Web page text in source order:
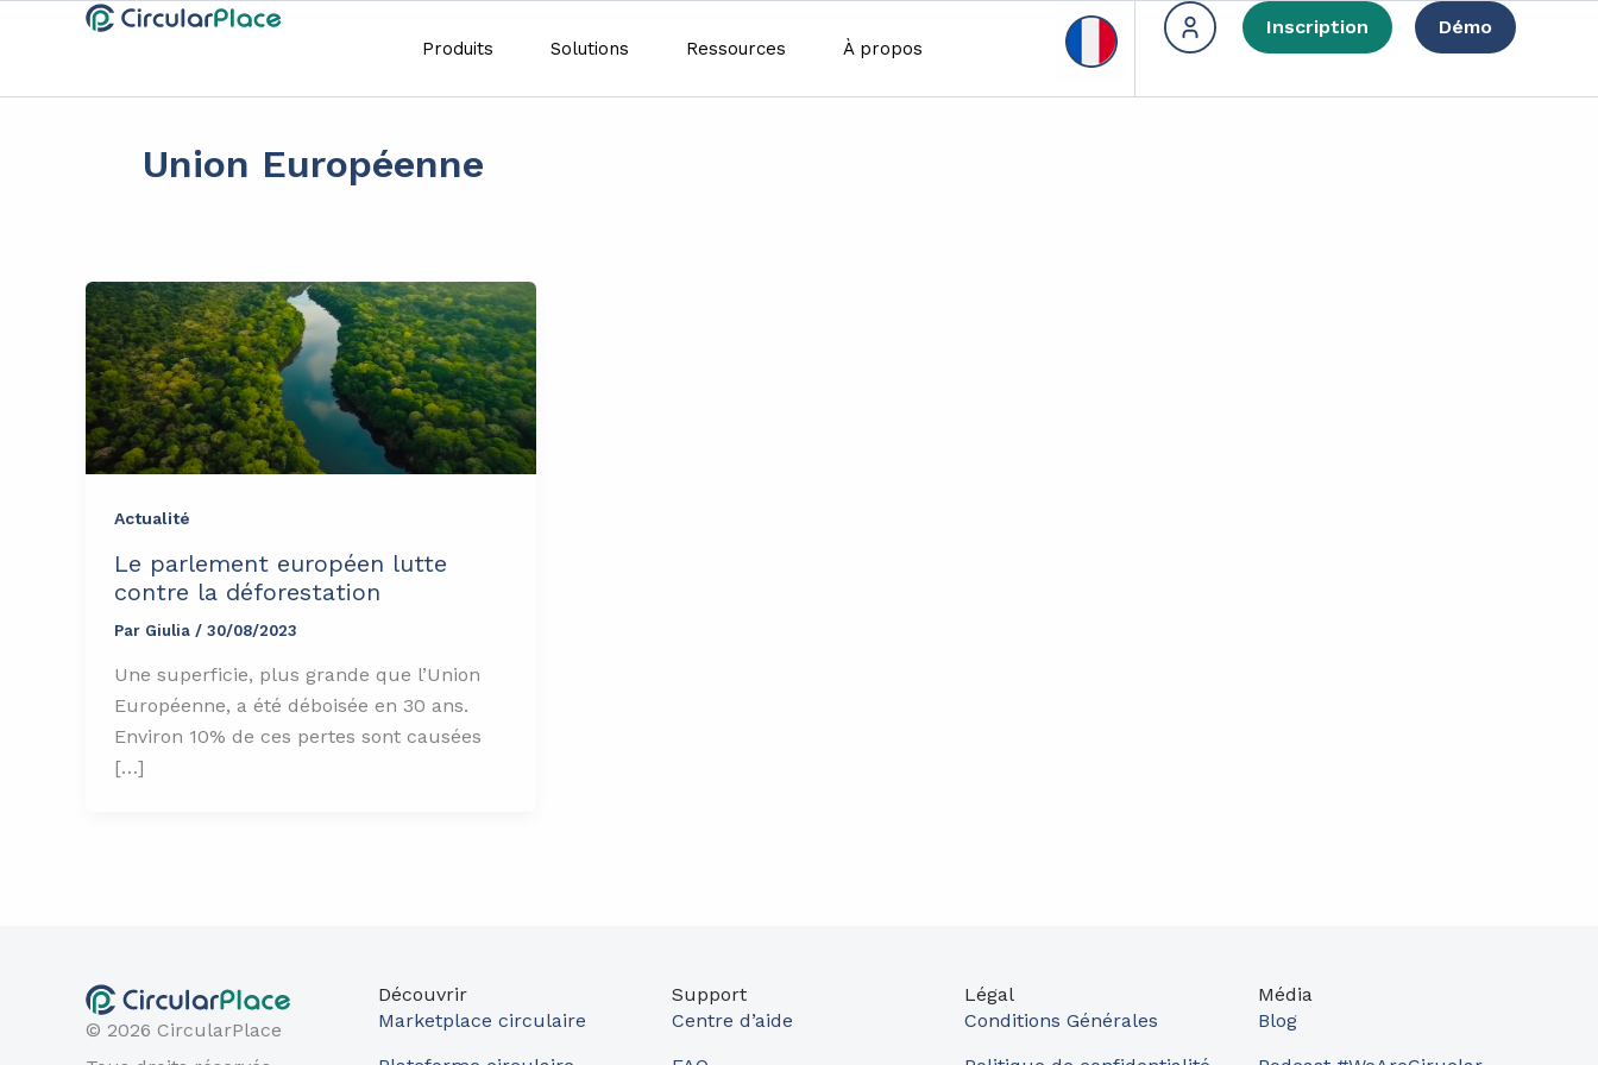
Produits Solutions Ressources À propos
Inscription Démo
Union Européenne
Actualité
Le parlement européen lutte
contre la déforestation
Par Giulia / 30/08/2023
Une superficie, plus grande que l’Union
Européenne, a été déboisée en 30 ans.
Environ 10% de ces pertes sont causées
[…]
© 2026 CircularPlace
Découvrir
Marketplace circulaire
Support
Centre d’aide
Légal
Conditions Générales
Média
Blog